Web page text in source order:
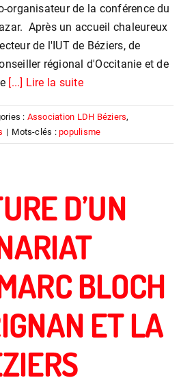
organisateur de la conférence du
Après un accueil chaleureux
de l'IUT de Béziers, de
régional d'Occitanie et de
[...] Lire la suite
: Association LDH Béziers,
| Mots-clés :populisme
D’UN
BLOCH
ET LA